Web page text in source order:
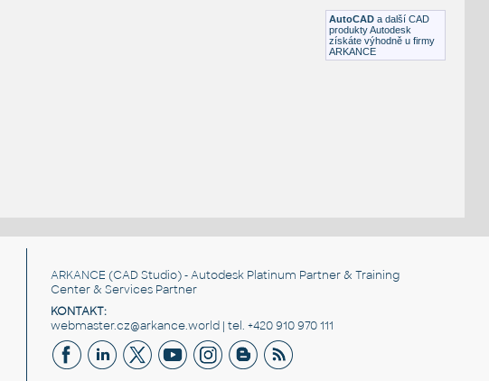
AutoCAD a další CAD
produkty Autodesk
získáte výhodně u firmy
ARKANCE
ARKANCE (CAD Studio) - Autodesk Platinum Partner & Training
Center & Services Partner
KONTAKT:
webmaster.cz@arkance.world | tel. +420 910 970 111